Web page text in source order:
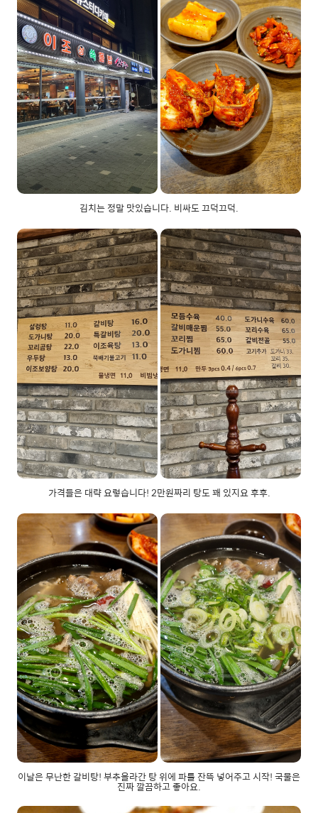
김치는 정말 맛있습니다. 비싸도 끄덕끄덕.
가격들은 대략 요렇습니다! 2만원짜리 탕도 꽤 있지요 후후.
이날은 무난한 갈비탕! 부추올라간 탕 위에 파를 잔뜩 넣어주고 시작! 국물은
진짜 깔끔하고 좋아요.